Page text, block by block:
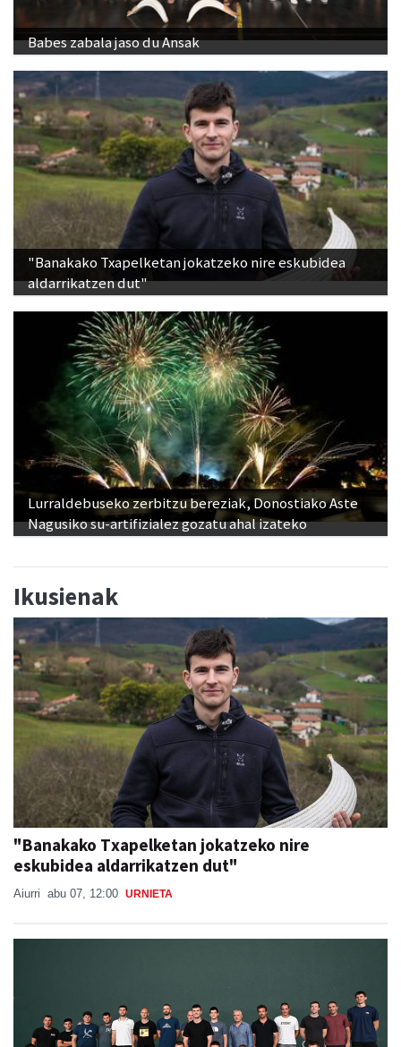
Babes zabala jaso du Ansak
"Banakako Txapelketan jokatzeko nire eskubidea
aldarrikatzen dut"
Lurraldebuseko zerbitzu bereziak, Donostiako Aste
Nagusiko su-artifizialez gozatu ahal izateko
Ikusienak
"Banakako Txapelketan jokatzeko nire
eskubidea aldarrikatzen dut"
Aiurri abu 07, 12:00 URNIETA